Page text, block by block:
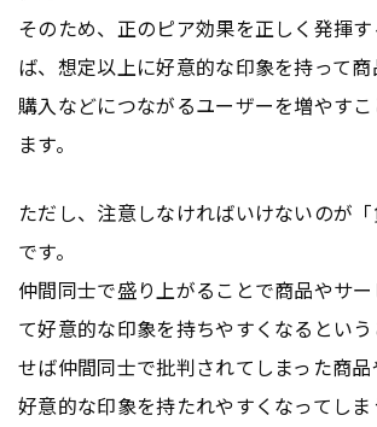
そのため、正のピア効果を正しく発揮
ば、想定以上に好意的な印象を持って
購入などにつながるユーザーを増やす
ます。
ただし、注意しなければいけないのが「
です。
仲間同士で盛り上がることで商品やサ
て好意的な印象を持ちやすくなるとい
せば仲間同士で批判されてしまった商
好意的な印象を持たれやすくなってし